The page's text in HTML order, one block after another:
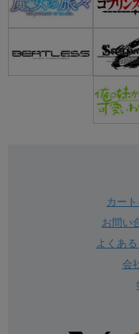
カー
お問い
よくあ
会